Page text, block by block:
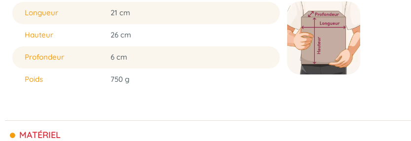
Longueur 21 cm
Hauteur 26 cm
Profondeur 6 cm
Poids 750 g
MATÉRIEL